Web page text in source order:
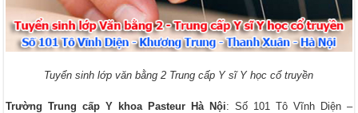
Tuyển sinh lớp văn bằng 2 Trung cấp Y sĩ Y học cổ truyền
Trường Trung cấp Y khoa Pasteur Hà Nội: Số 101 Tô Vĩnh Diện –